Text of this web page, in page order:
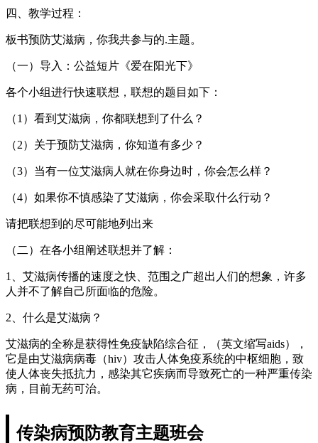
四、教学过程：
板书预防艾滋病，你我共参与的.主题。
（一）导入：公益短片《爱在阳光下》
各个小组进行快速联想，联想的题目如下：
（1）看到艾滋病，你都联想到了什么？
（2）关于预防艾滋病，你知道有多少？
（3）当有一位艾滋病人就在你身边时，你会怎么样？
（4）如果你不慎感染了艾滋病，你会采取什么行动？
请把联想到的尽可能地列出来
（二）在各小组阐述联想并了解：
1、艾滋病传播的速度之快、范围之广超出人们的想象，许多
人并不了解自己所面临的危险。
2、什么是艾滋病？
艾滋病的全称是获得性免疫缺陷综合征，（英文缩写aids），
它是由艾滋病病毒（hiv）攻击人体免疫系统的中枢细胞，致
使人体丧失抵抗力，感染其它疾病而导致死亡的一种严重传染
病，目前无药可治。
传染病预防教育主题班会